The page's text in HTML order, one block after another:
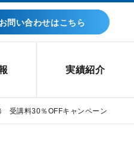
お問い合わせはこちら
実績紹介
受講料30％OFFキャンペーン